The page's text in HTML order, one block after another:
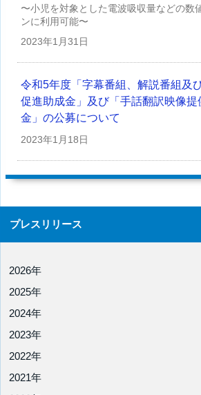
〜小児を対象とした電波吸収量などの数
ンに利用可能〜
2023年1月31日
令和5年度「字幕番組、解説番組及
促進助成金」及び「手話翻訳映像提
金」の公募について
2023年1月18日
プレスリリース
2026年
2025年
2024年
2023年
2022年
2021年